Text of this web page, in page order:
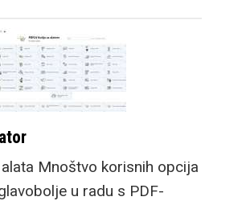
Mnoštvo korisnih opcija
u radu s PDF-